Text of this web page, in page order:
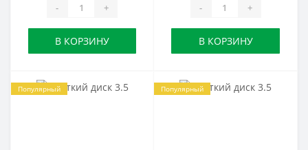
- +
В КОРЗИНУ
- +
В КОРЗИНУ
Популярный Популярный